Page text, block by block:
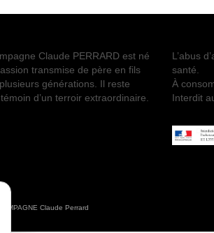
Claude PERRARD est né
transmise de père en fils
générations. Il reste
d’un terroir extraordinaire.
L’abus
santé.
À
Interdit
Claude Perrard